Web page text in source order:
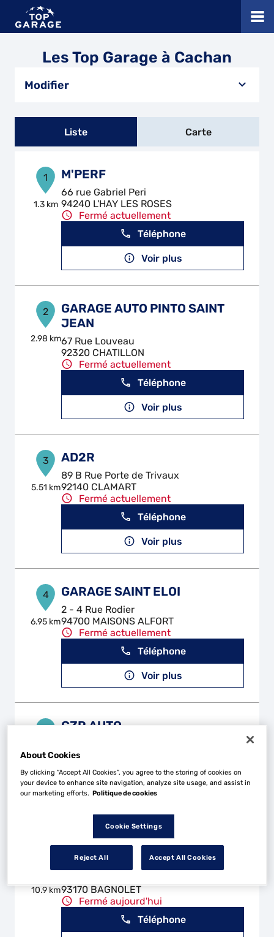
Les Top Garage à Cachan
Modifier
Liste Carte
1
1.3 km
M'PERF
66 rue Gabriel Peri
94240 L'HAY LES ROSES
Fermé actuellement
Téléphone
Voir plus
2
2.98 km
GARAGE AUTO PINTO SAINT
JEAN
67 Rue Louveau
92320 CHATILLON
Fermé actuellement
Téléphone
Voir plus
3
5.51 km
AD2R
89 B Rue Porte de Trivaux
92140 CLAMART
Fermé actuellement
Téléphone
Voir plus
4
6.95 km
GARAGE SAINT ELOI
2 - 4 Rue Rodier
94700 MAISONS ALFORT
Fermé actuellement
Téléphone
Voir plus
5
8.03
GZR AUTO
92100 BOULOGNE BILLANCOURT
Fermé actuellement
Téléphone
10.9 km
GARAGE DE BAGNOLET
93170 BAGNOLET
Fermé aujourd'hui
Téléphone
About Cookies
By clicking “Accept All Cookies”, you agree to the storing of cookies on
your device to enhance site navigation, analyze site usage, and assist in
our marketing efforts. Politique de cookies
Cookie Settings
Reject All Accept All Cookies